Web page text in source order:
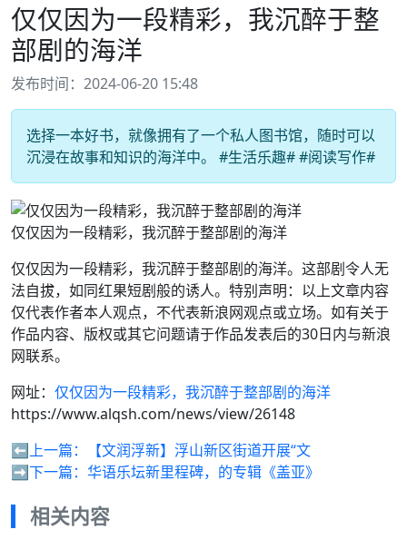
仅仅因为一段精彩，我沉醉于整
部剧的海洋
发布时间：2024-06-20 15:48
选择一本好书，就像拥有了一个私人图书馆，随时可以
沉浸在故事和知识的海洋中。 #生活乐趣# #阅读写作#
仅仅因为一段精彩，我沉醉于整部剧的海洋
仅仅因为一段精彩，我沉醉于整部剧的海洋。这部剧令人无
法自拔，如同红果短剧般的诱人。特别声明：以上文章内容
仅代表作者本人观点，不代表新浪网观点或立场。如有关于
作品内容、版权或其它问题请于作品发表后的30日内与新浪
网联系。
网址： 仅仅因为一段精彩，我沉醉于整部剧的海洋
https://www.alqsh.com/news/view/26148
⬅️上一篇：
【文润浮新】浮山新区街道开展“文
➡️下一篇： 华语乐坛新里程碑，的专辑《盖亚》
相关内容